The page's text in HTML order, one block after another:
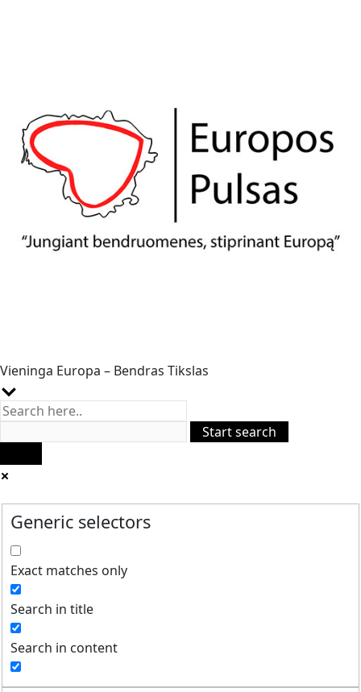
Vieninga Europa – Bendras Tikslas
Generic selectors
Exact matches only
Search in title
Search in content